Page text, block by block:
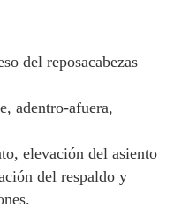
del reposacabezas
adentro-afuera,
elevación del asiento
del respaldo y